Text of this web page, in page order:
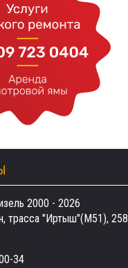
2000 - 2026
трасса "Иртыш"(М51), 258
34